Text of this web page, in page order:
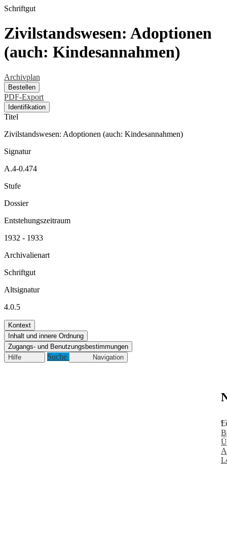
Schriftgut
Zivilstandswesen: Adoptionen
(auch: Kindesannahmen)
Archivplan
Bestellen
PDF-Export
Identifikation
Titel
Zivilstandswesen: Adoptionen (auch: Kindesannahmen)
Signatur
A.4-0.474
Stufe
Dossier
Entstehungszeitraum
1932 - 1933
Archivalienart
Schriftgut
Altsignatur
4.0.5
Kontext
Inhalt und innere Ordnung
Zugangs- und Benutzungsbestimmungen
Hilfe
Suche Navigation